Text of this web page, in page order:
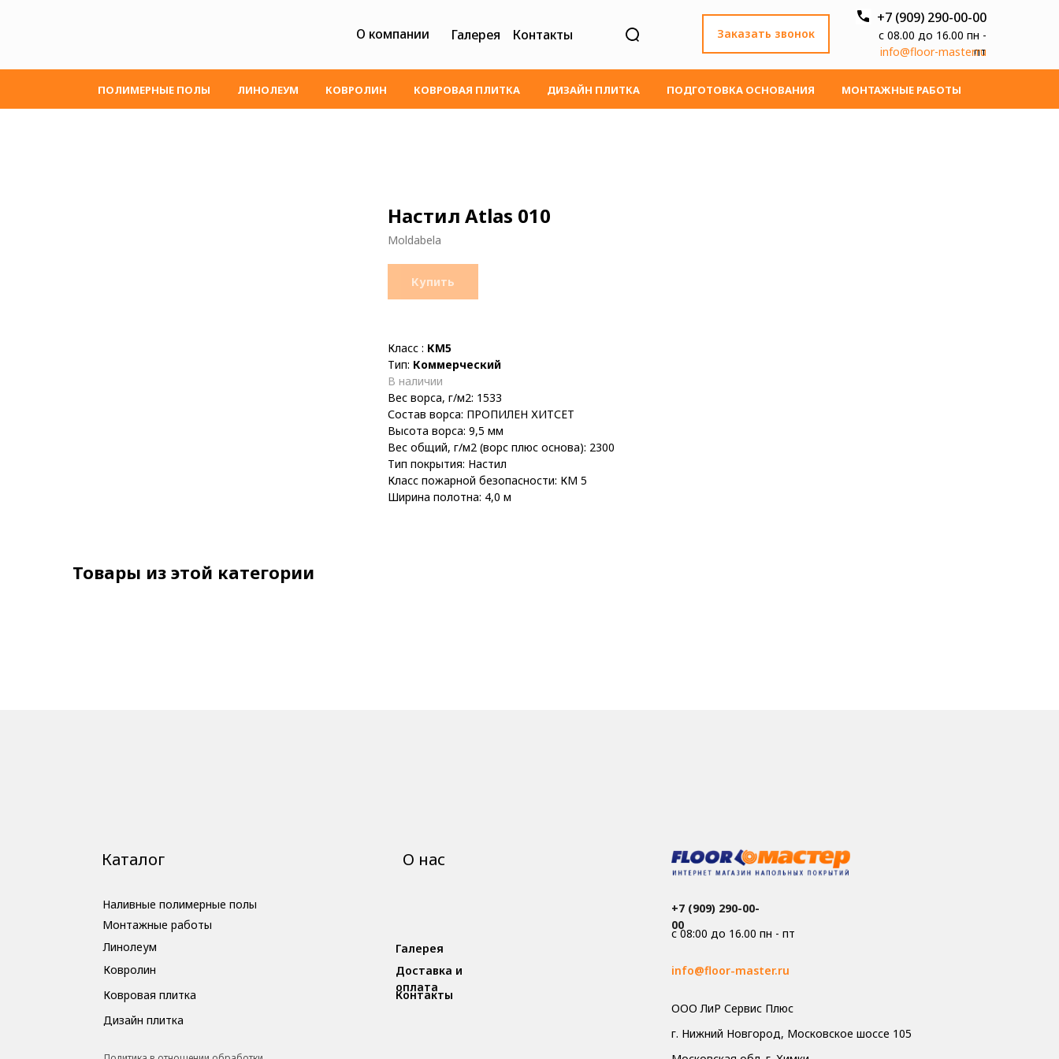
с 08.00 до 16.00 пн -
пт
+7 (909) 290-00-00
Заказать звонок
info@floor-master.ru
О компании Галерея Контакты
ПОЛИМЕРНЫЕ ПОЛЫ ЛИНОЛЕУМ КОВРОЛИН КОВРОВАЯ ПЛИТКА ДИЗАЙН ПЛИТКА ПОДГОТОВКА ОСНОВАНИЯ МОНТАЖНЫЕ РАБОТЫ
Настил Atlas 010
Moldabela
Купить
Класс : КМ5
Тип: Коммерческий
В наличии
Вес ворса, г/м2: 1533
Состав ворса: ПРОПИЛЕН ХИТСЕТ
Высота ворса: 9,5 мм
Вес общий, г/м2 (ворс плюс основа): 2300
Тип покрытия: Настил
Класс пожарной безопасности: КМ 5
Ширина полотна: 4,0 м
Товары из этой категории
г. Нижний Новгород, Московское шоссе 105
info@floor-master.ru
+7 (909) 290-00-
00
с 08:00 до 16.00 пн - пт
ООО ЛиР Сервис Плюс
Наливные полимерные полы
Ковровая плитка
Линолеум
Контакты
Ковролин
Дизайн плитка
Монтажные работы
Доставка и
оплата
Каталог О нас
Галерея